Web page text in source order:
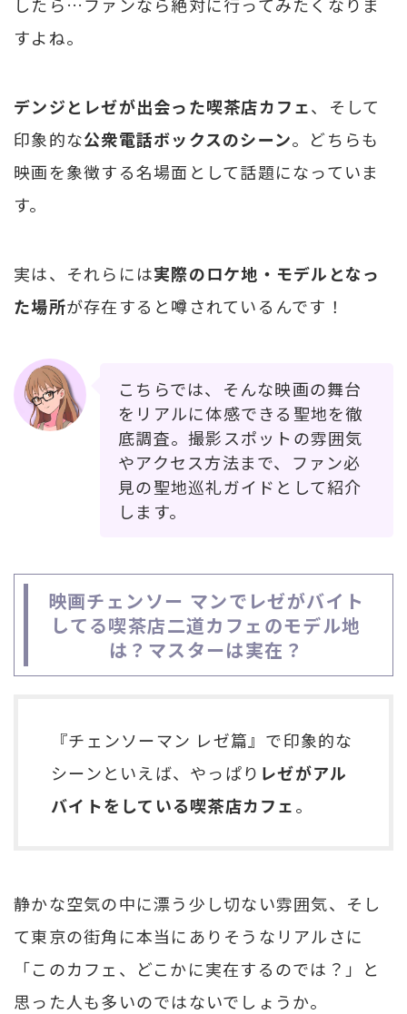
すよね。
デンジとレゼが出会った喫茶店カフェ、そして
印象的な公衆電話ボックスのシーン。どちらも
映画を象徴する名場面として話題になっていま
す。
実は、それらには実際のロケ地・モデルとなっ
た場所が存在すると噂されているんです！
こちらでは、そんな映画の舞台
をリアルに体感できる聖地を徹
底調査。撮影スポットの雰囲気
やアクセス方法まで、ファン必
見の聖地巡礼ガイドとして紹介
します。
映画チェンソー マンでレゼがバイト
してる喫茶店二道カフェのモデル地
は？マスターは実在？
『チェンソーマン レゼ篇』で印象的な
シーンといえば、やっぱり レゼがアル
バイトをしている喫茶店カフェ。
静かな空気の中に漂う少し切ない雰囲気、そし
て東京の街角に本当にありそうなリアルさに
「このカフェ、どこかに実在するのでは？」と
思った人も多いのではないでしょうか。